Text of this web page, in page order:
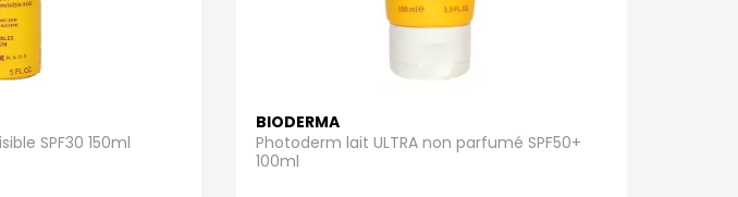
:
Ce fluide solaire très haute protection SPF 50+ est spécialement conçu pour les
non grasse pénètre rapidement et laisse un fini mat sur la peau, pour une protection
Sa formule teintée corrige les rougeurs et unifie le teint, tout en offrant une protection
SPF30 150ml
BIODERMA
Photoderm lait ULTRA non parfumé SPF50+
100ml